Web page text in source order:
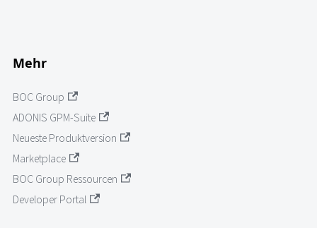
Mehr
BOC Group
ADONIS GPM-Suite
Neueste Produktversion
Marketplace
BOC Group Ressourcen
Developer Portal